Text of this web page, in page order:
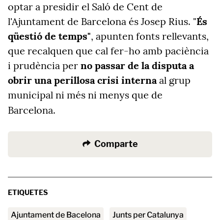
optar a presidir el Saló de Cent de
l'Ajuntament de Barcelona és Josep Rius. "És
qüestió de temps", apunten fonts rellevants,
que recalquen que cal fer-ho amb paciència
i prudència per no passar de la disputa a
obrir una perillosa crisi internaal grup
municipal ni més ni menys que de
Barcelona.
Comparte
ETIQUETES
Ajuntament de Bacelona Junts per Catalunya